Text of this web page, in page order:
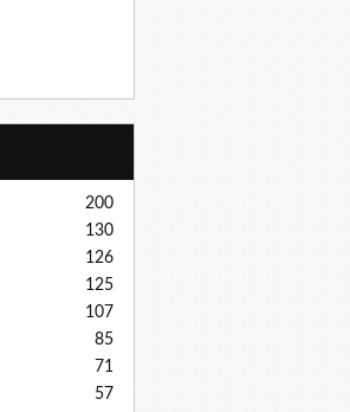
200
130
126
125
107
85
71
57